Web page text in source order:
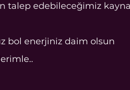
talep edebileceğimiz
bol enerjiniz daim olsun